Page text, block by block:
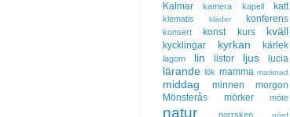
Kalmar
kamera kapell katt
klematis kläder konferens
konsert konst kurs kväll
kycklingar kyrkan kärlek
lagom lin listor ljus lucia
lärande lök mamma marknad
middag minnen
morgon
Mönsterås
mörker möte
natur norrsken nörd